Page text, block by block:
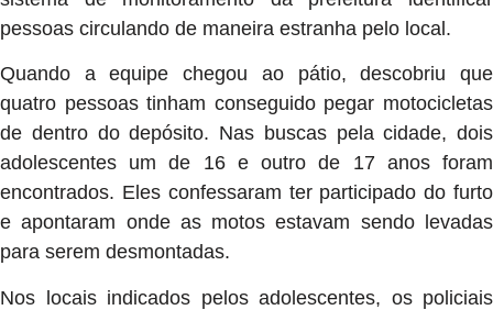
pessoas circulando de maneira estranha pelo local.
Quando a equipe chegou ao pátio, descobriu que
quatro pessoas tinham conseguido pegar motocicletas
de dentro do depósito. Nas buscas pela cidade, dois
adolescentes um de 16 e outro de 17 anos foram
encontrados. Eles confessaram ter participado do furto
e apontaram onde as motos estavam sendo levadas
para serem desmontadas.
Nos locais indicados pelos adolescentes, os policiais